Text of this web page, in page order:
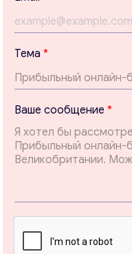
Email*
Ваши комментарии*
а
ш
е
*
*
Тема *
Ваше сообщение *